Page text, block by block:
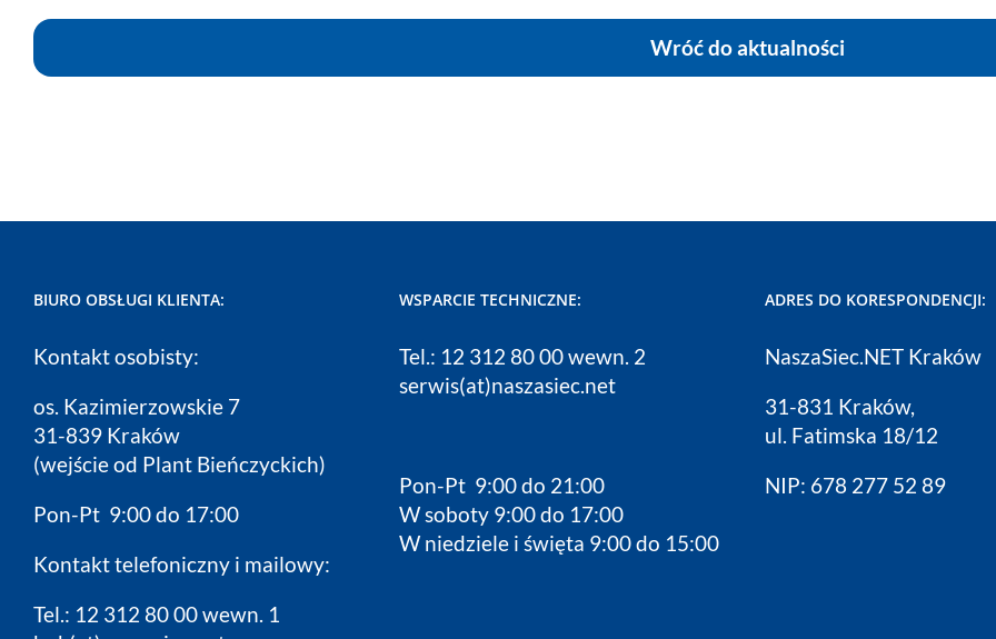
Wróć do aktualności
BIURO OBSŁUGI KLIENTA:
Kontakt osobisty:
os. Kazimierzowskie 7
31-839 Kraków
(wejście od Plant Bieńczyckich)
Pon-Pt 9:00 do 17:00
Kontakt telefoniczny i mailowy:
Tel.: 12 312 80 00 wewn. 1
WSPARCIE TECHNICZNE:
Tel.: 12 312 80 00 wewn. 2
serwis(at)naszasiec.net
Pon-Pt 9:00 do 21:00
W soboty 9:00 do 17:00
W niedziele i święta 9:00 do 15:00
ADRES DO KORESPONDENCJI:
NaszaSiec.NET Kraków
31-831 Kraków,
ul. Fatimska 18/12
NIP: 678 277 52 89